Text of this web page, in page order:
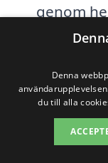
genom
till
övertid
Denna
du till alla